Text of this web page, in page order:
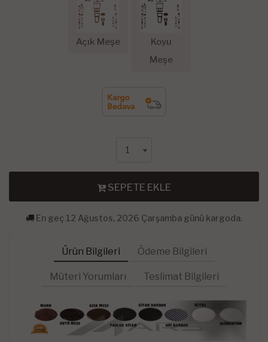
Açık Meşe
Koyu
Meşe
SEPETE EKLE
En geç 12 Ağustos, 2026 Çarşamba günü kargoda.
Ürün Bilgileri Ödeme Bilgileri
Müteri Yorumları Teslimat Bilgileri